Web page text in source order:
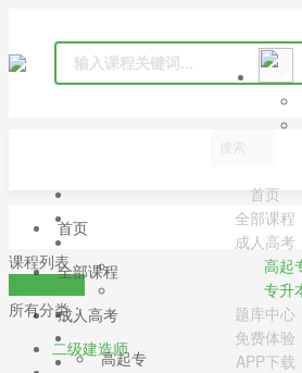
首页
全部课程
成人高考
高起
专升
题库中心
免费体验
APP下载
首页
全部课程
成人高考
高起专
课程列表
查看公开课
所有分类：
二级建造师